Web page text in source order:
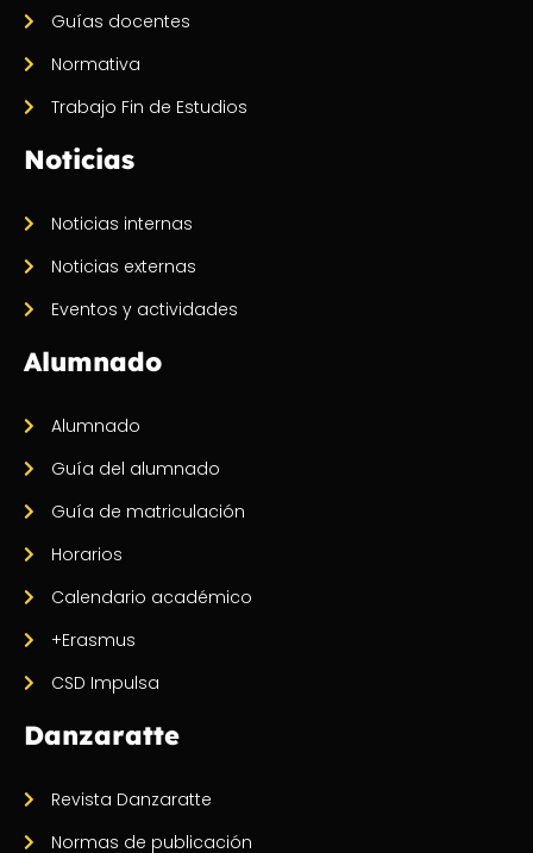
Guías docentes
Normativa
Trabajo Fin de Estudios
Noticias
Noticias internas
Noticias externas
Eventos y actividades
Alumnado
Alumnado
Guía del alumnado
Guía de matriculación
Horarios
Calendario académico
+Erasmus
CSD Impulsa
Danzaratte
Revista Danzaratte
Normas de publicación